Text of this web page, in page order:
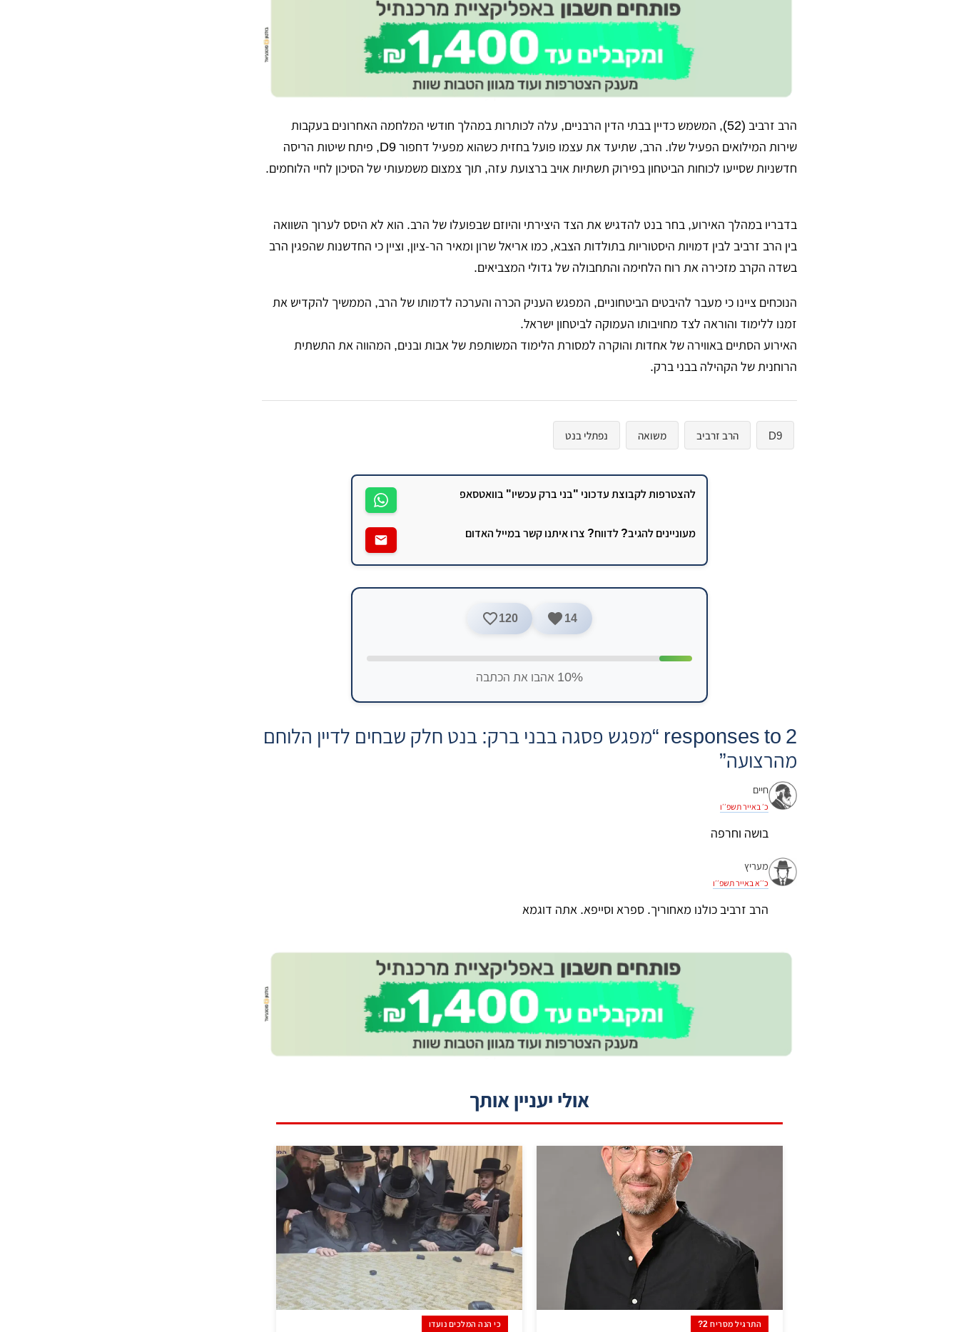
​הרב זרביב (52), המשמש כדיין בבתי הדין הרבניים, עלה לכותרות במהלך חודשי המלחמה האחרונים בעקבות
שירות המילואים הפעיל שלו. הרב, שתיעד את עצמו פועל בחזית כשהוא מפעיל דחפור D9, פיתח שיטות הריסה
חדשניות שסייעו לכוחות הביטחון בפירוק תשתיות אויב ברצועת עזה, תוך צמצום משמעותי של הסיכון לחיי הלוחמים.
​בדבריו במהלך האירוע, בחר בנט להדגיש את הצד היצירתי והיוזם שבפועלו של הרב. הוא לא היסס לערוך השוואה
בין הרב זרביב לבין דמויות היסטוריות בתולדות הצבא, כמו אריאל שרון ומאיר הר-ציון, וציין כי החדשנות שהפגין הרב
בשדה הקרב מזכירה את רוח הלחימה והתחבולה של גדולי המצביאים.
​הנוכחים ציינו כי מעבר להיבטים הביטחוניים, המפגש העניק הכרה והערכה לדמותו של הרב, הממשיך להקדיש את
זמנו ללימוד והוראה לצד מחויבותו העמוקה לביטחון ישראל.
האירוע הסתיים באווירה של אחדות והוקרה למסורת הלימוד המשותפת של אבות ובנים, המהווה את התשתית
הרוחנית של הקהילה בבני ברק.
D9 הרב זרביב משואה נפתלי בנט
להצטרפות לקבוצת עדכוני "בני ברק עכשיו" בוואטסאפ
מעוניינים להגיב? לדווח? צרו איתנו קשר במייל האדום
14
120
10% אהבו את הכתבה
2 responses to “מפגש פסגה בבני ברק: בנט חלק שבחים לדיין הלוחם
מהרצועה”
חיים
כ׳ באייר תשפ׳׳ו
בושה וחרפה
מעריץ
כ׳׳א באייר תשפ׳׳ו
הרב זרביב כולנו מאחוריך. ספרא וסייפא. אתה דוגמא
אולי יעניין אותך
התרגיל מסריח 2? כי הנה המלכים נועדו